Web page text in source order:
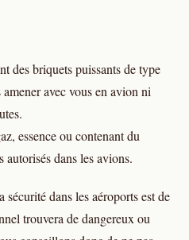
des briquets puissants de type
avec vous en avion ni
essence ou contenant du
dans les avions.
dans les aéroports est de
trouvera de dangereux ou